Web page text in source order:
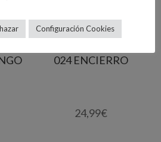
024 ENCIERRO
24,99€
Configuración Cookies